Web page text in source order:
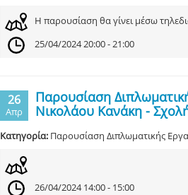
Η παρουσίαση θα γίνει μέσω
25/04/2024 20:00 - 21:00
26
Απρ
Παρουσίαση
Νικολάου Κανάκη -
Κατηγορία: Παρουσίαση Διπλωματικής
26/04/2024 14:00 - 15:00